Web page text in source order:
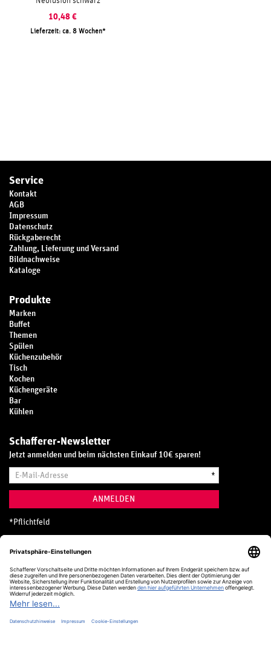
10,48 €
Lieferzeit: ca. 8 Wochen
Service
Kontakt
AGB
Impressum
Datenschutz
Rückgaberecht
Zahlung, Lieferung und Versand
Bildnachweise
Kataloge
Produkte
Marken
Buffet
Themen
Spülen
Küchenzubehör
Tisch
Kochen
Küchengeräte
Bar
Kühlen
Schafferer-Newsletter
Jetzt anmelden und beim nächsten Einkauf 10€ sparen!
Mail-
*
ANMELDEN
* Pflichtfeld
Hotline
0800 20 70 300 (D)
Kostenlos aus dem deutschen Festnetz
24 Stunden / 365 Tage im Jahr